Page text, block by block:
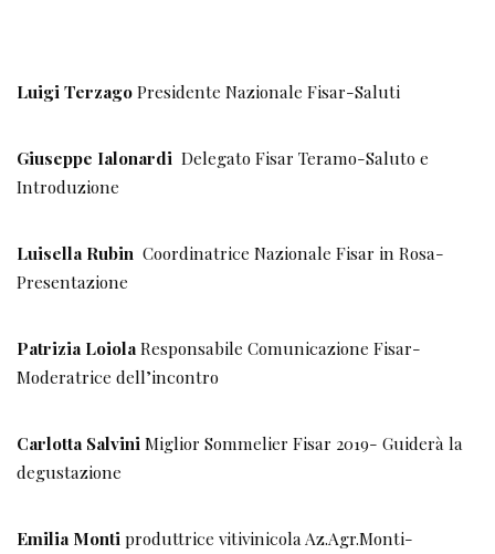
Luigi TerzagoPresidente Nazionale Fisar-Saluti
Giuseppe Ialonardi Delegato Fisar Teramo-Saluto e
Introduzione
Luisella Rubin Coordinatrice Nazionale Fisar in Rosa-
Presentazione
Patrizia LoiolaResponsabile Comunicazione Fisar-
Moderatrice dell’incontro
Carlotta SalviniMiglior Sommelier Fisar 2019- Guiderà la
degustazione
Emilia Montiproduttrice vitivinicola Az.Agr.Monti-